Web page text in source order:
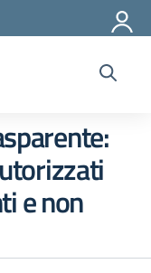
e non